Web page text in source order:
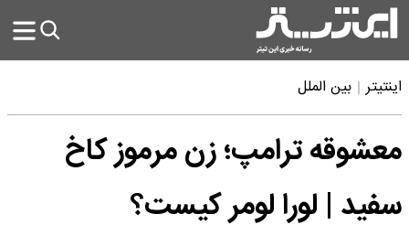
اینتیتر بین الملل
معشوقه ترامپ؛ زن مرموز کاخ
سفید | لورا لومر کیست؟